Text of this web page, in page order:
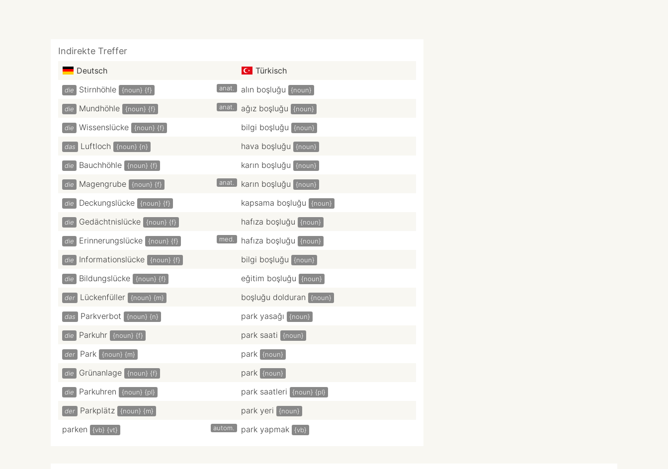
Indirekte Treffer
Deutsch Türkisch
die Stirnhöhle {noun} {f} anat. alın boşluğu {noun}
die Mundhöhle {noun} {f} anat. ağız boşluğu {noun}
die Wissenslücke {noun} {f} bilgi boşluğu {noun}
das Luftloch {noun} {n} hava boşluğu {noun}
die Bauchhöhle {noun} {f} karın boşluğu {noun}
die Magengrube {noun} {f} anat. karın boşluğu {noun}
die Deckungslücke {noun} {f} kapsama boşluğu {noun}
die Gedächtnislücke {noun} {f} hafıza boşluğu {noun}
die Erinnerungslücke {noun} {f} med. hafıza boşluğu {noun}
die Informationslücke {noun} {f} bilgi boşluğu {noun}
die Bildungslücke {noun} {f} eğitim boşluğu {noun}
der Lückenfüller {noun} {m} boşluğu dolduran {noun}
das Parkverbot {noun} {n} park yasağı {noun}
die Parkuhr {noun} {f} park saati {noun}
der Park {noun} {m} park {noun}
die Grünanlage {noun} {f} park {noun}
die Parkuhren {noun} {pl} park saatleri {noun} {pl}
der Parkplätz {noun} {m} park yeri {noun}
parken {vb} {vt} autom. park yapmak {vb}